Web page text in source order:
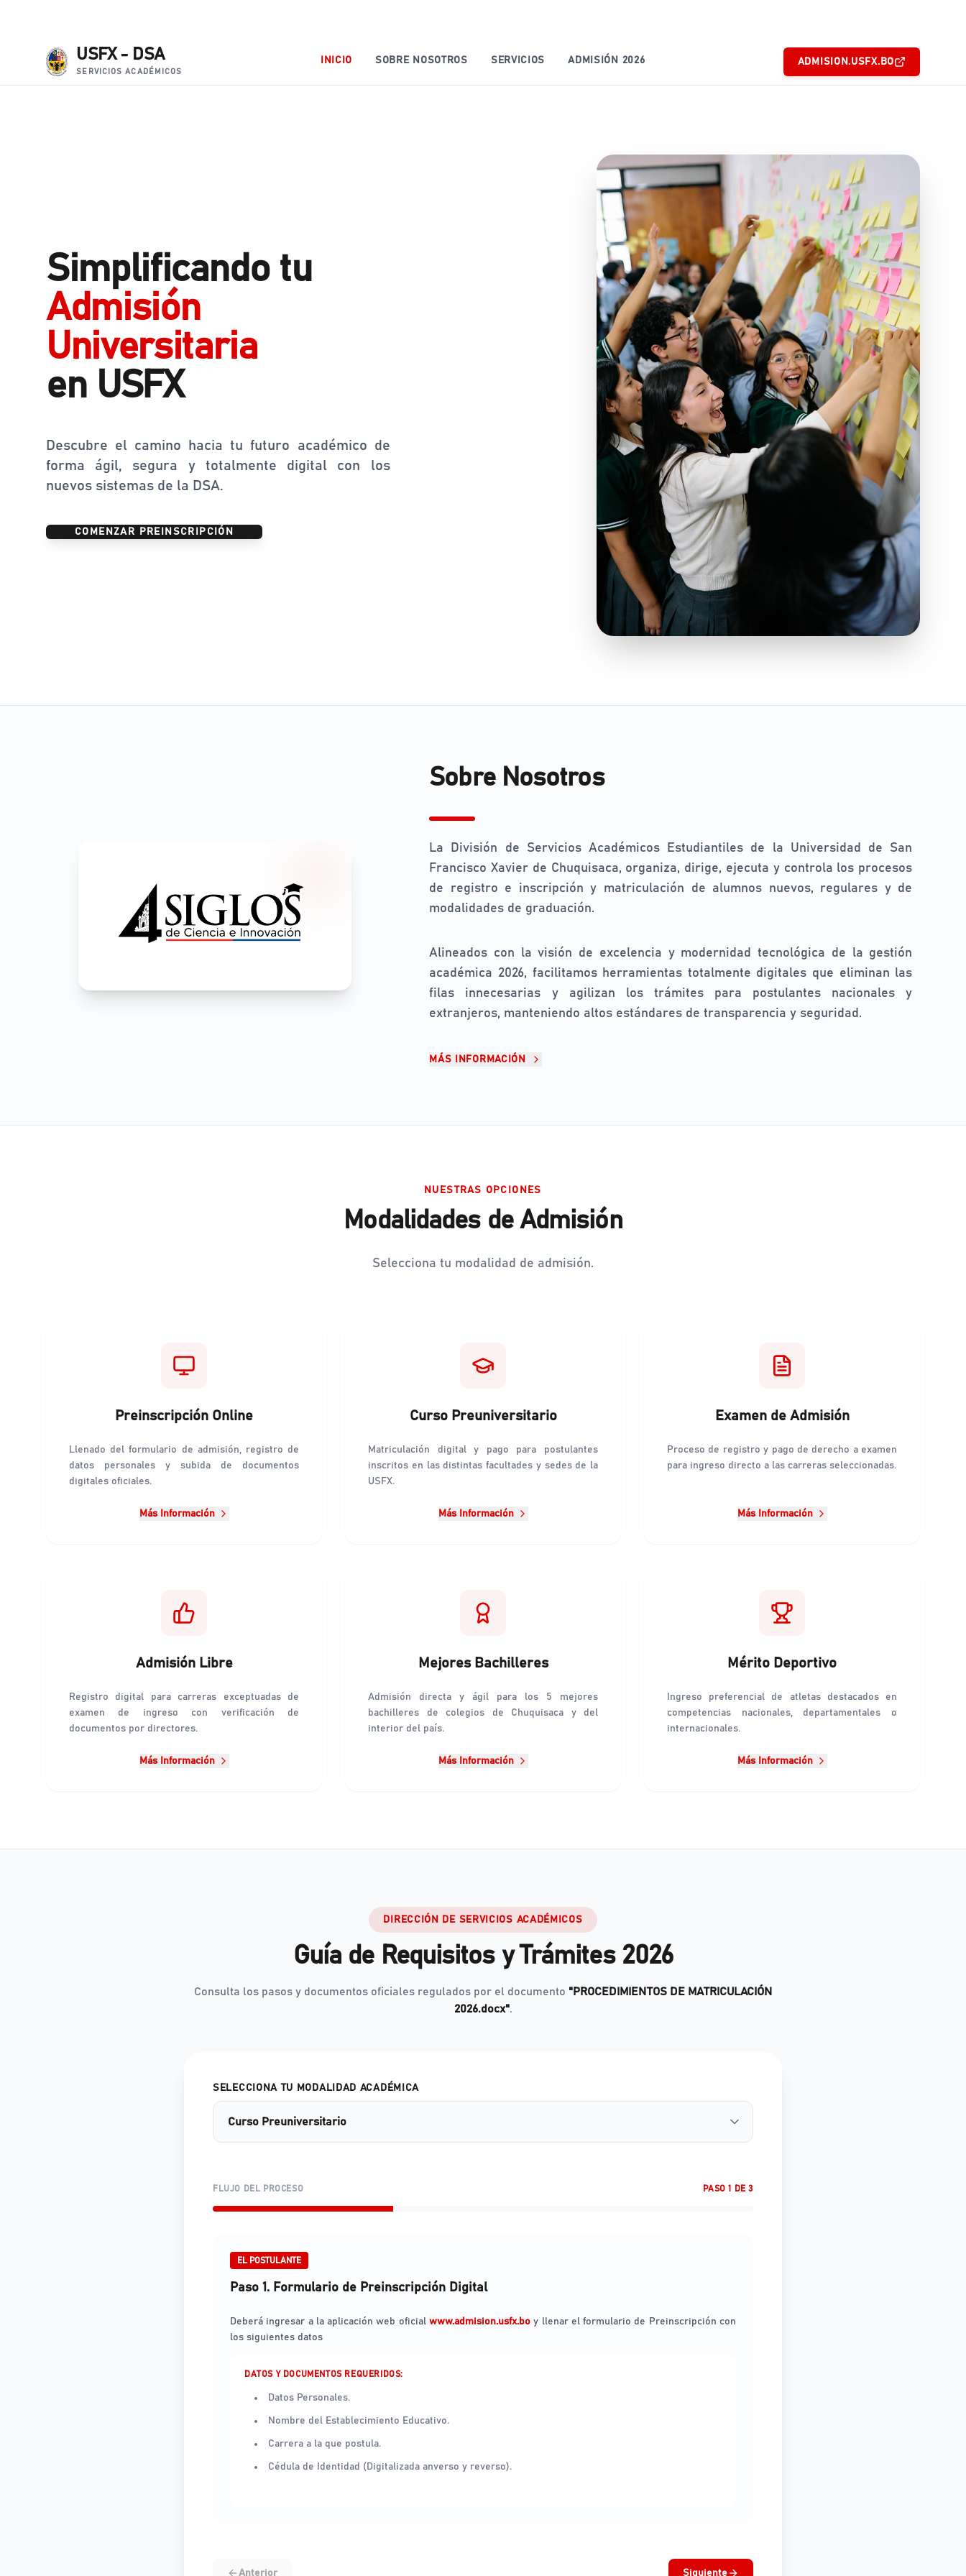
USFX - DSA
SERVICIOS ACADÉMICOS
INICIO SOBRE NOSOTROS SERVICIOS ADMISIÓN 2026 ADMISION.USFX.BO
Simplificando tu
Admisión
Universitaria
en USFX
Descubre el camino hacia tu futuro académico de
forma ágil, segura y totalmente digital con los
nuevos sistemas de la DSA.
COMENZAR PREINSCRIPCIÓN
Sobre Nosotros
La División de Servicios Académicos Estudiantiles de la Universidad de San
Francisco Xavier de Chuquisaca, organiza, dirige, ejecuta y controla los procesos
de registro e inscripción y matriculación de alumnos nuevos, regulares y de
modalidades de graduación.
Alineados con la visión de excelencia y modernidad tecnológica de la gestión
académica 2026, facilitamos herramientas totalmente digitales que eliminan las
filas innecesarias y agilizan los trámites para postulantes nacionales y
extranjeros, manteniendo altos estándares de transparencia y seguridad.
MÁS INFORMACIÓN
NUESTRAS OPCIONES
Modalidades de Admisión
Selecciona tu modalidad de admisión.
Preinscripción Online
Llenado del formulario de admisión, registro de
datos personales y subida de documentos
digitales oficiales.
Más Información
Curso Preuniversitario
Matriculación digital y pago para postulantes
inscritos en las distintas facultades y sedes de la
USFX.
Más Información
Examen de Admisión
Proceso de registro y pago de derecho a examen
para ingreso directo a las carreras seleccionadas.
Más Información
Admisión Libre
Registro digital para carreras exceptuadas de
examen de ingreso con verificación de
documentos por directores.
Más Información
Mejores Bachilleres
Admisión directa y ágil para los 5 mejores
bachilleres de colegios de Chuquisaca y del
interior del país.
Más Información
Mérito Deportivo
Ingreso preferencial de atletas destacados en
competencias nacionales, departamentales o
internacionales.
Más Información
DIRECCIÓN DE SERVICIOS ACADÉMICOS
Guía de Requisitos y Trámites 2026
Consulta los pasos y documentos oficiales regulados por el documento "PROCEDIMIENTOS DE MATRICULACIÓN
2026.docx".
SELECCIONA TU MODALIDAD ACADÉMICA
FLUJO DEL PROCESO PASO 1 DE 3
EL POSTULANTE
Paso 1. Formulario de Preinscripción Digital
Deberá ingresar a la aplicación web oficial www.admision.usfx.bo y llenar el formulario de Preinscripción con
los siguientes datos
DATOS Y DOCUMENTOS REQUERIDOS:
Datos Personales.
Nombre del Establecimiento Educativo.
Carrera a la que postula.
Cédula de Identidad (Digitalizada anverso y reverso).
Anterior Siguiente